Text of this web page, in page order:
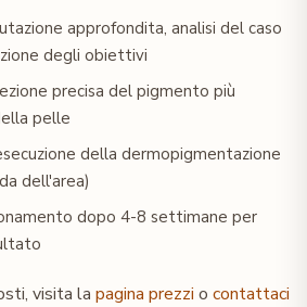
approfondita, analisi del caso
degli obiettivi
precisa del pigmento più
pelle
della dermopigmentazione
dell'area)
dopo 4-8 settimane per
visita la pagina prezzi o contattaci